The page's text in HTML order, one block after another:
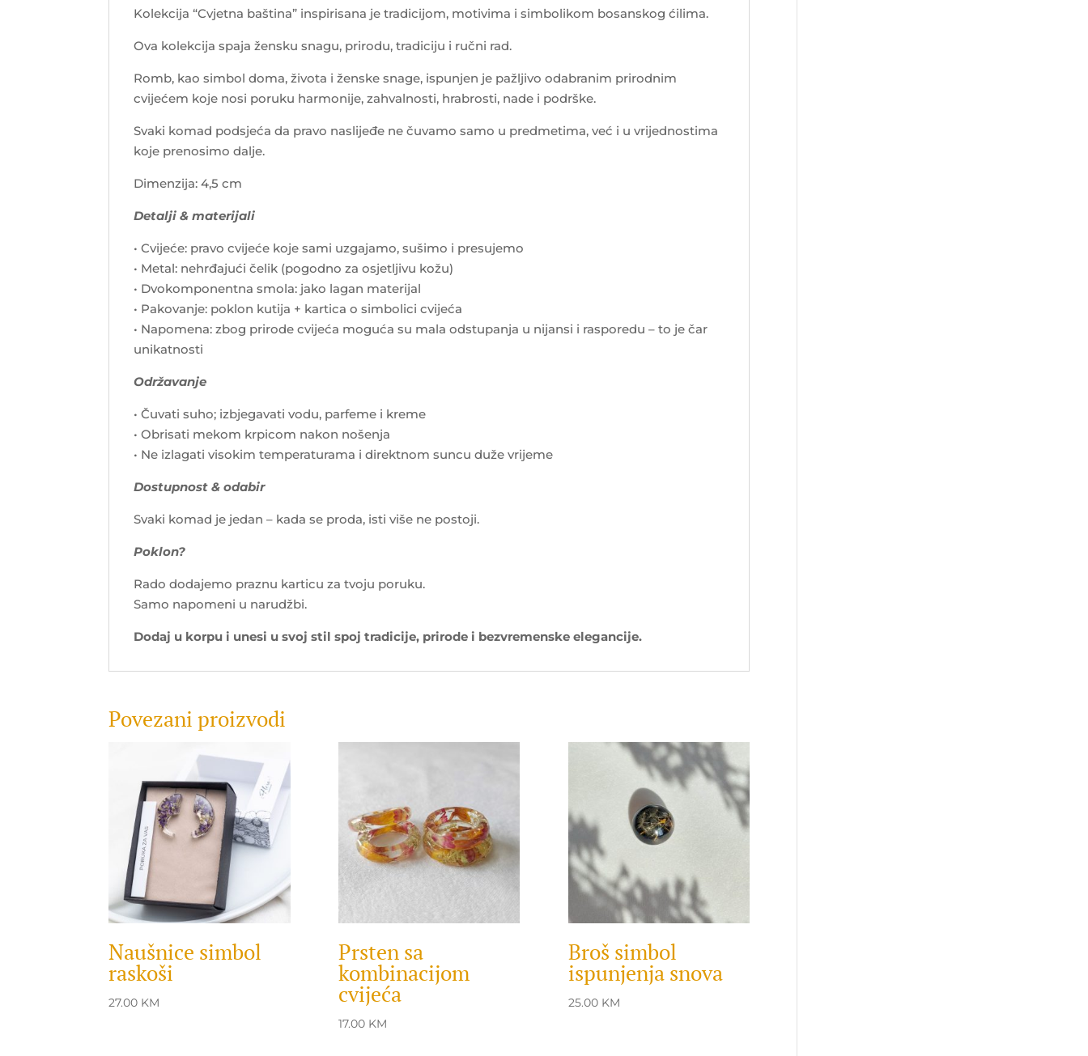
Kolekcija “Cvjetna baština” inspirisana je tradicijom, motivima i simbolikom bosanskog ćilima.
Ova kolekcija spaja žensku snagu, prirodu, tradiciju i ručni rad.
Romb, kao simbol doma, života i ženske snage, ispunjen je pažljivo odabranim prirodnim
cvijećem koje nosi poruku harmonije, zahvalnosti, hrabrosti, nade i podrške.
Svaki komad podsjeća da pravo naslijeđe ne čuvamo samo u predmetima, već i u vrijednostima
koje prenosimo dalje.
Dimenzija: 4,5 cm
Detalji & materijali
• Cvijeće: pravo cvijeće koje sami uzgajamo, sušimo i presujemo
• Metal: nehrđajući čelik (pogodno za osjetljivu kožu)
• Dvokomponentna smola: jako lagan materijal
• Pakovanje: poklon kutija + kartica o simbolici cvijeća
• Napomena: zbog prirode cvijeća moguća su mala odstupanja u nijansi i rasporedu – to je čar
unikatnosti
Održavanje
• Čuvati suho; izbjegavati vodu, parfeme i kreme
• Obrisati mekom krpicom nakon nošenja
• Ne izlagati visokim temperaturama i direktnom suncu duže vrijeme
Dostupnost & odabir
Svaki komad je jedan – kada se proda, isti više ne postoji.
Poklon?
Rado dodajemo praznu karticu za tvoju poruku.
Samo napomeni u narudžbi.
Dodaj u korpu i unesi u svoj stil spoj tradicije, prirode i bezvremenske elegancije.
Povezani proizvodi
Naušnice simbol
raskoši
27.00 KM
Prsten sa
kombinacijom
cvijeća
17.00 KM
Broš simbol
ispunjenja snova
25.00 KM